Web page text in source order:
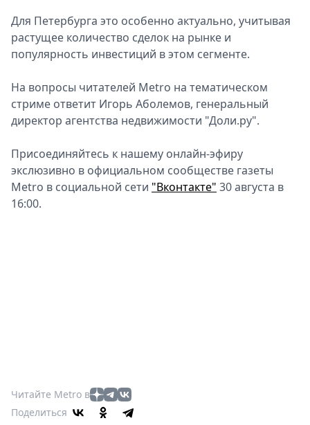
Для Петербурга это особенно актуально, учитывая
растущее количество сделок на рынке и
популярность инвестиций в этом сегменте.
На вопросы читателей Metro на тематическом
стриме ответит Игорь Аболемов, генеральный
директор агентства недвижимости "Доли.ру".
Присоединяйтесь к нашему онлайн-эфиру
экслюзивно в официальном сообществе газеты
Metro в социальной сети "Вконтакте" 30 августа в
16:00.
Читайте Metro в
Поделиться